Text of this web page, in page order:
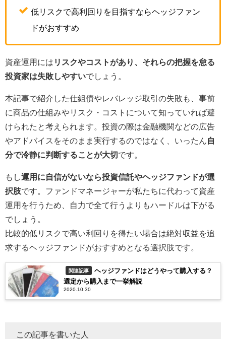
低リスクで高利回りを目指すならヘッジファン
ドがおすすめ
資産運用には リスクやコストがあり、それらの把握を怠る
投資家は失敗しやすいでしょう。
本記事で紹介した仕組債やレバレッジ取引の失敗も、事前
に商品の仕組みやリスク・コストについて知っていれば避
けられたと考えられます。投資の際は金融機関などの広告
やアドバイスをそのまま実行するのではなく、いったん 自
分で冷静に判断することが大切 です。
もし 運用に自信がないなら投資信託やヘッジファンドが選
択肢です。ファンドマネージャーが私たちに代わって資産
運用を行うため、自力で全て行うよりもハードルは下がる
でしょう。
比較的低リスクで高い利回りを得たい場合は絶対収益を追
求するヘッジファンドがおすすめとなる選択肢です。
関連記事
ヘッジファンドはどうやって購入する？
選定から購入まで一挙解説
2020.10.30
この記事を書いた人